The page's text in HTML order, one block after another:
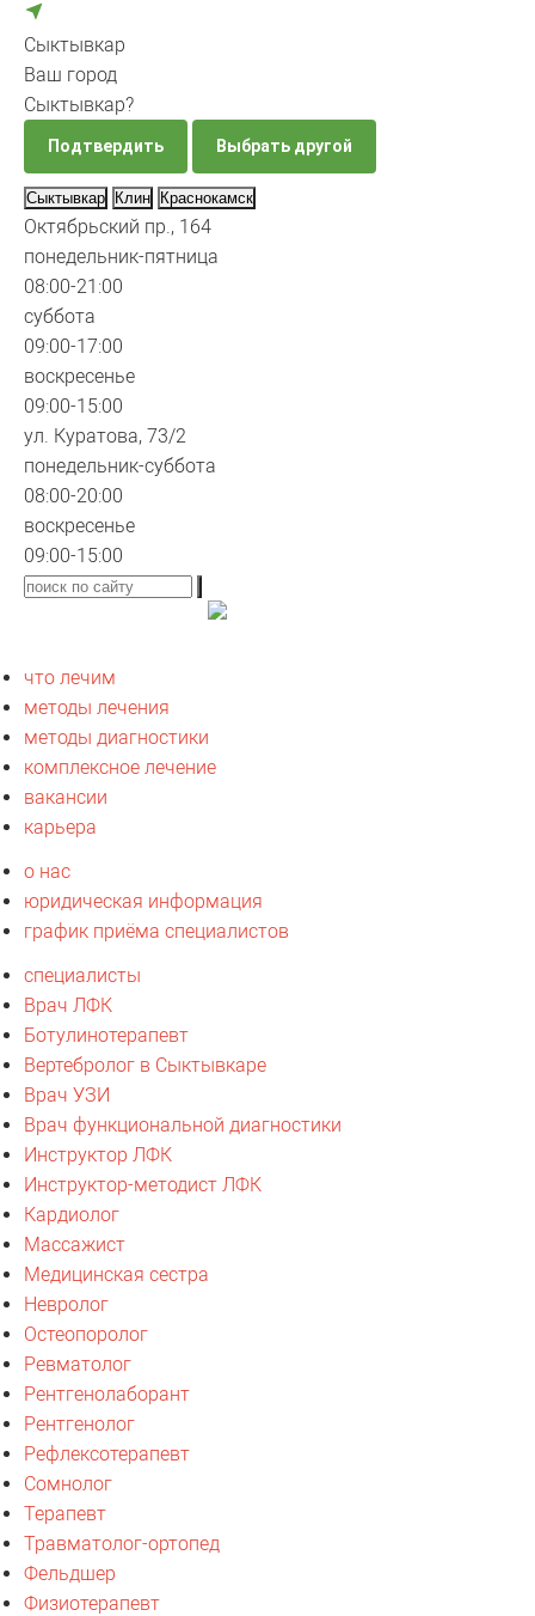
Сыктывкар
Ваш город
Сыктывкар?
Подтвердить Выбрать другой
Сыктывкар Клин Краснокамск
Октябрьский пр., 164
понедельник-пятница
08:00-21:00
суббота
09:00-17:00
воскресенье
09:00-15:00
ул. Куратова, 73/2
понедельник-суббота
08:00-20:00
воскресенье
09:00-15:00
что лечим
методы лечения
методы диагностики
комплексное лечение
вакансии
карьера
о нас
юридическая информация
график приёма специалистов
специалисты
Врач ЛФК
Ботулинотерапевт
Вертебролог в Сыктывкаре
Врач УЗИ
Врач функциональной диагностики
Инструктор ЛФК
Инструктор-методист ЛФК
Кардиолог
Массажист
Медицинская сестра
Невролог
Остеопоролог
Ревматолог
Рентгенолаборант
Рентгенолог
Рефлексотерапевт
Сомнолог
Терапевт
Травматолог-ортопед
Фельдшер
Физиотерапевт